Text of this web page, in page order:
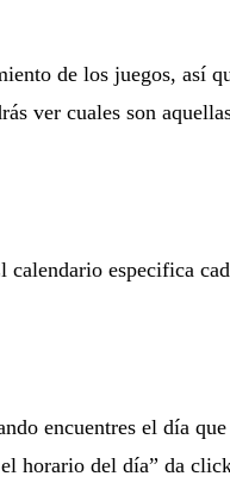
de los juegos, así
ver cuales son
especifica
encuentres el día
horario del día” da